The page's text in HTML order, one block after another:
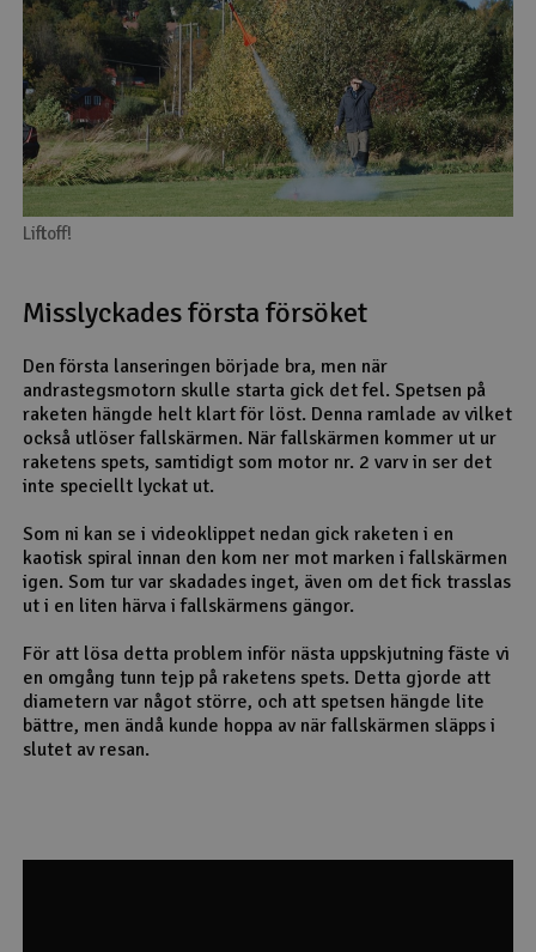
Liftoff!
Misslyckades första försöket
Den första lanseringen började bra, men när
andrastegsmotorn skulle starta gick det fel. Spetsen på
raketen hängde helt klart för löst. Denna ramlade av vilket
också utlöser fallskärmen. När fallskärmen kommer ut ur
raketens spets, samtidigt som motor nr. 2 varv in ser det
inte speciellt lyckat ut.
Som ni kan se i videoklippet nedan gick raketen i en
kaotisk spiral innan den kom ner mot marken i fallskärmen
igen. Som tur var skadades inget, även om det fick trasslas
ut i en liten härva i fallskärmens gängor.
För att lösa detta problem inför nästa uppskjutning fäste vi
en omgång tunn tejp på raketens spets. Detta gjorde att
diametern var något större, och att spetsen hängde lite
bättre, men ändå kunde hoppa av när fallskärmen släpps i
slutet av resan.